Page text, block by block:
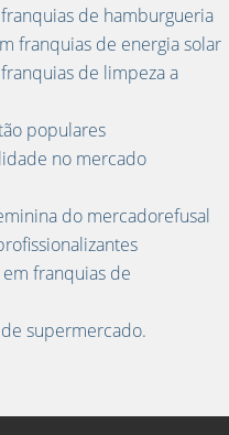
de hamburgueria
franquias de energia solar
de limpeza a
populares
no mercado
do mercadorefusal
franquias de
supermercado.